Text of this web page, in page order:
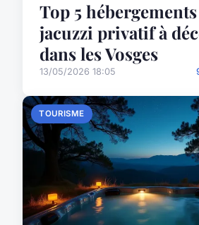
Top 5
jacuzzi privatif à
dans les Vosges
13/05/2026 18:05
TOURISME